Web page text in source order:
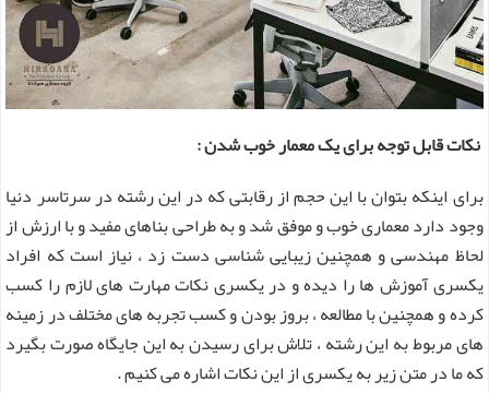
نکات قابل توجه برای یک معمار خوب شدن :
برای اینکه بتوان با این حجم از رقابتی که در این رشته در سرتاسر دنیا
وجود دارد معماری خوب و موفق شد و به طراحی بناهای مفید و با ارزش از
لحاظ مهندسی و همچنین زیبایی شناسی دست زد ، نیاز است که افراد
یکسری آموزش ها را دیده و در یکسری نکات مهارت های لازم را کسب
کرده و همچنین با مطالعه ، بروز بودن و کسب تجربه های مختلف در زمینه
های مربوط به این رشته ، تلاش برای رسیدن به این جایگاه صورت بگیرد
که ما در متن زیر به یکسری از این نکات اشاره می کنیم .